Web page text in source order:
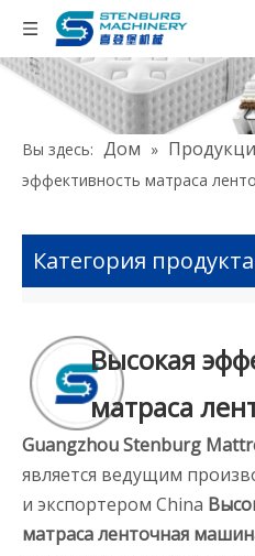
Вы здесь: Дом »
эффективность матраса
Категория продукта
Высокая
матраса
Guangzhou Stenburg
является ведущим
и экспортером China
матраса ленточная